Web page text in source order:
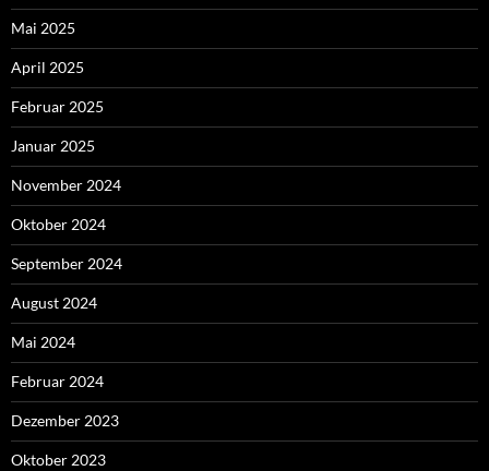
Mai 2025
April 2025
Februar 2025
Januar 2025
November 2024
Oktober 2024
September 2024
August 2024
Mai 2024
Februar 2024
Dezember 2023
Oktober 2023